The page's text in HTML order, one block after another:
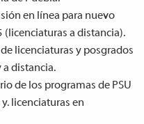
en línea para nuevo
(licenciaturas a distancia).
licenciaturas y posgrados
distancia.
de los programas de PSU
licenciaturas en